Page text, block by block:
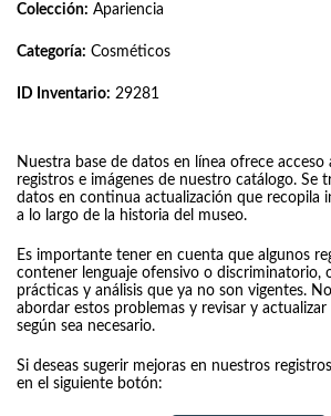
Colección: Apariencia
Categoría: Cosméticos
ID Inventario: 29281
Nuestra base de datos en línea ofrece acceso
registros e imágenes de nuestro catálogo. Se
datos en continua actualización que recopila
a lo largo de la historia del museo.
Es importante tener en cuenta que algunos
contener lenguaje ofensivo o discriminatorio,
prácticas y análisis que ya no son vigentes.
abordar estos problemas y revisar y
según sea necesario.
Si deseas sugerir mejoras en nuestros
en el siguiente botón: